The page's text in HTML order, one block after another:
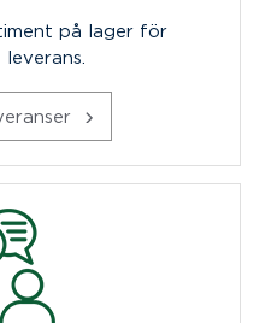
på lager för